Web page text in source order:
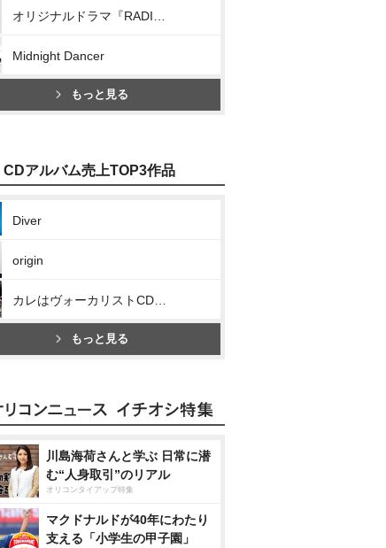
Midnight Dancer
もっと見る
CDアルバム売上TOP3作品
Diver
origin
もっと見る
川島海荷さんと学ぶ 日常に潜
む“人身取引”のリアル
オリコンタイアップ特集
マクドナルドが40年にわたり
支える「小学生の甲子園」